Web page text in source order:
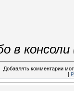
в консоли
Добавлять комментарии
[